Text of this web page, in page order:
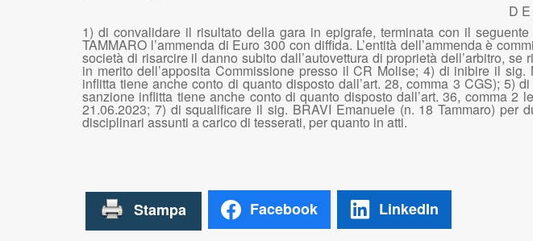
D
1) di convalidare il risultato della gara in epigrafe, terminata con il
TAMMARO l’ammenda di Euro 300 con diffida. L’entità dell’ammenda è
società di risarcire il danno subito dall’autovettura di proprietà dell’arbitro,
in merito dell’apposita Commissione presso il CR Molise; 4) di inibire il
inflitta tiene anche conto di quanto disposto dall’art. 28, comma 3 CGS); 5)
sanzione inflitta tiene anche conto di quanto disposto dall’art. 36, comma
21.06.2023; 7) di squalificare il sig. BRAVI Emanuele (n. 18 Tammaro) per
disciplinari assunti a carico di tesserati, per quanto in atti.
Facebook LinkedIn